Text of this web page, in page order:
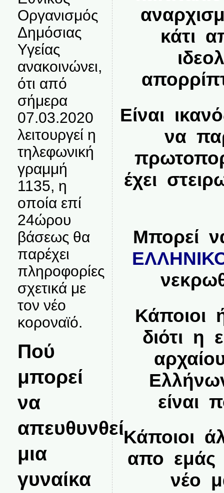
Οργανισμός
Δημόσιας
Υγείας
ανακοινώνει,
ότι από
σήμερα
07.03.2020
λειτουργεί η
τηλεφωνική
γραμμή
1135, η
οποία επί
24ώρου
βάσεως θα
παρέχει
πληροφορίες
σχετικά με
τον νέο
κοροναϊό.
Πού
μπορεί
να
απευθυνθεί
μια
γυναίκα
κάτι
Είναι
να
έχει
Μπορεί
Κάποιοι
διότι η
είναι
Κάποιοι
απο εμάς
νέο